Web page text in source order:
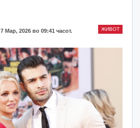
ЖИВОТ
7 Мар, 2026 во 09:41 часот.